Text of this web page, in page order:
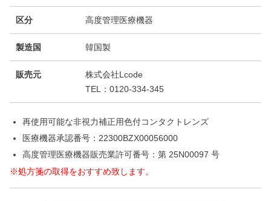
区分 高度管理医療機器
製造国 韓国製
販売元
株式会社Lcode
TEL：0120-334-345
再使用可能な非視力補正用色付コンタクトレンズ
医療機器承認番号：22300BZX00056000
高度管理医療機器販売業許可番号：第 25N00097 号
※処方箋の取得をおすすめ致します。